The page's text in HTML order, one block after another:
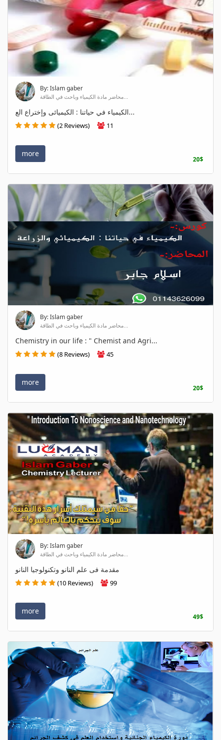
By: Islam gaber
محاضر مادة الكيمياء وباحث في الطاقة...
الكيمياء في حياتنا : الكيميائى وإختراع الع...
(2 Reviews) 11
more
20$
By: Islam gaber
محاضر مادة الكيمياء وباحث في الطاقة...
Chemistry in our life : " Chemist and Agri...
(8 Reviews) 45
more
20$
By: Islam gaber
محاضر مادة الكيمياء وباحث في الطاقة...
مقدمة فى علم النانو وتكنولوجيا النانو
(10 Reviews) 99
more
49$